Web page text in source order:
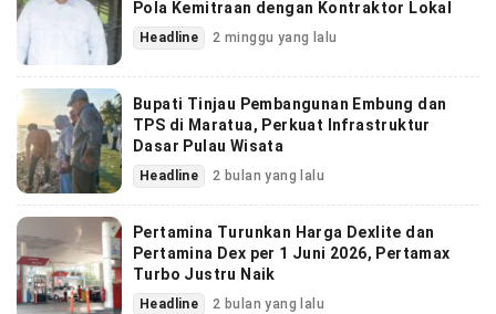
Pola Kemitraan dengan Kontraktor Lokal
Headline 2 minggu yang lalu
Bupati Tinjau Pembangunan Embung dan
TPS di Maratua, Perkuat Infrastruktur
Dasar Pulau Wisata
Headline 2 bulan yang lalu
Pertamina Turunkan Harga Dexlite dan
Pertamina Dex per 1 Juni 2026, Pertamax
Turbo Justru Naik
Headline 2 bulan yang lalu